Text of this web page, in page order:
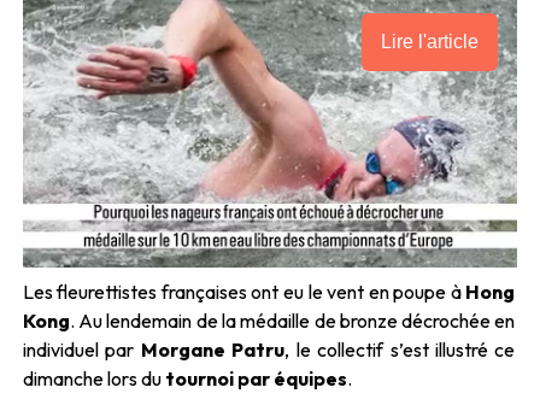
Lire l'article
Les fleurettistes françaises ont eu le vent en poupe à Hong
Kong. Au lendemain de la médaille de bronze décrochée en
individuel par Morgane Patru, le collectif s’est illustré ce
dimanche lors du tournoi par équipes.